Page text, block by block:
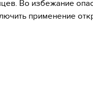
Во избежание
применение